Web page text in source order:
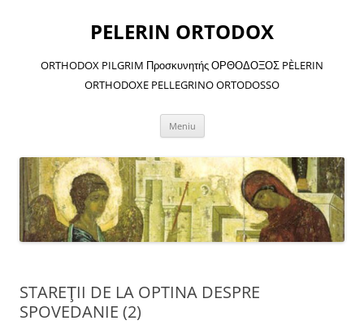
PELERIN ORTODOX
ORTHODOX PILGRIM Προσκυνητής ΟΡΘΟΔΟΞΟΣ PÈLERIN
ORTHODOXE PELLEGRINO ORTODOSSO
Meniu
STAREŢII DE LA OPTINA DESPRE
SPOVEDANIE (2)